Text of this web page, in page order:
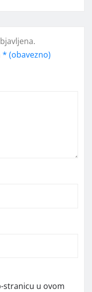
* (obavezno)
stranicu u ovom